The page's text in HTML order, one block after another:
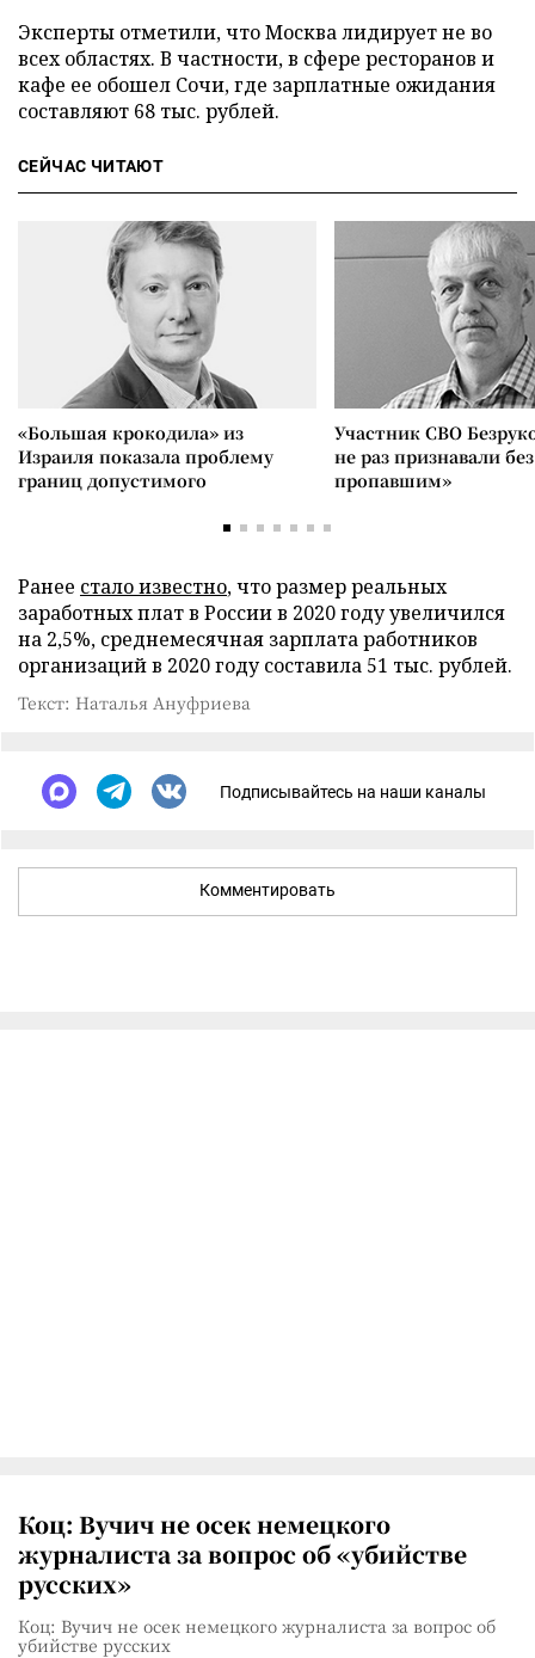
Эксперты отметили, что Москва лидирует не во
всех областях. В частности, в сфере ресторанов и
кафе ее обошел Сочи, где зарплатные ожидания
составляют 68 тыс. рублей.
СЕЙЧАС ЧИТАЮТ
«Большая крокодила» из
Израиля показала проблему
границ допустимого
Участник СВО
не раз признавали
пропавшим»
Ранее стало известно, что размер реальных
заработных плат в России в 2020 году увеличился
на 2,5%, среднемесячная зарплата работников
организаций в 2020 году составила 51 тыс. рублей.
Текст: Наталья Ануфриева
Подписывайтесь на наши каналы
Комментировать
Коц: Вучич не осек немецкого
журналиста за вопрос об «убийстве
русских»
Коц: Вучич не осек немецкого журналиста за вопрос об
убийстве русских